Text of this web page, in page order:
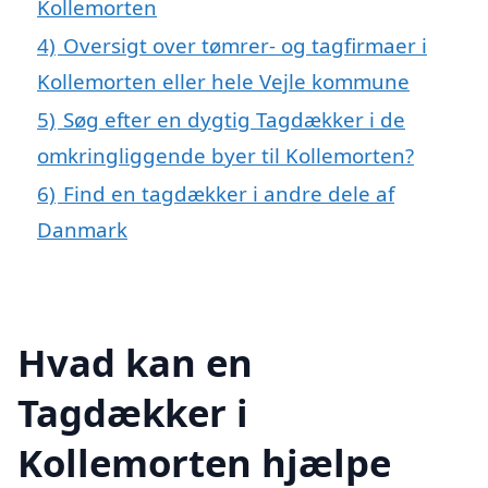
Kollemorten
4) Oversigt over tømrer- og tagfirmaer i
Kollemorten eller hele Vejle kommune
5) Søg efter en dygtig Tagdækker i de
omkringliggende byer til Kollemorten?
6) Find en tagdækker i andre dele af
Danmark
Hvad kan en
Tagdækker i
Kollemorten hjælpe